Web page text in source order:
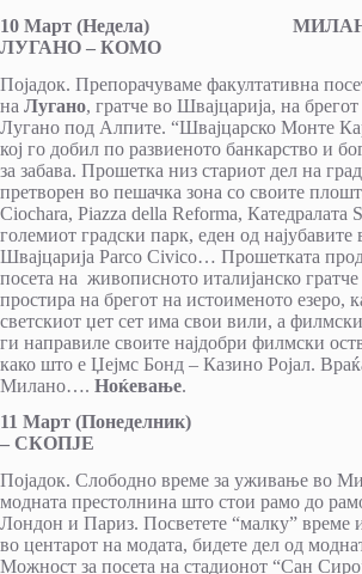
10 Март (Недела)
ЛУГАНО – КОМО
Појадок. Препорачуваме факултативна
на Лугано, гратче во Швајцарија, на брегот
Лугано под Алпите. “Швајцарско Монте
кој го добил по развиеното банкарство и
за забава. Прошетка низ стариот дел на
претворен во пешачка зона со своите
Ciochara, Piazza della Reforma, Катедралата
големиот градски парк, еден од најубавите
Швајцарија Parco Civico… Прошетката
посета на живописното италијанско гратче
простира на брегот на истоименото езеро,
светскиот џет сет има свои вили, а
ги направиле своите најдобри филмски
како што е Џејмс Бонд – Казино Ројал.
Милано…. Ноќевање.
11 Март (Понеделник)
–
Појадок. Слободно време за уживање во
модната престолнина што стои рамо до
Лондон и Париз. Посветете “малку” време
во центарот на модата, бидете дел од
Можност за посета на стадионот “Сан